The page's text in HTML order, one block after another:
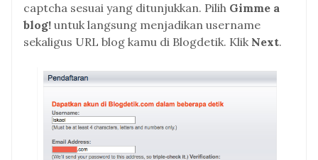
captcha sesuai yang ditunjukkan. Pilih Gimme a
blog! untuk langsung menjadikan username
sekaligus URL blog kamu di Blogdetik. Klik Next.